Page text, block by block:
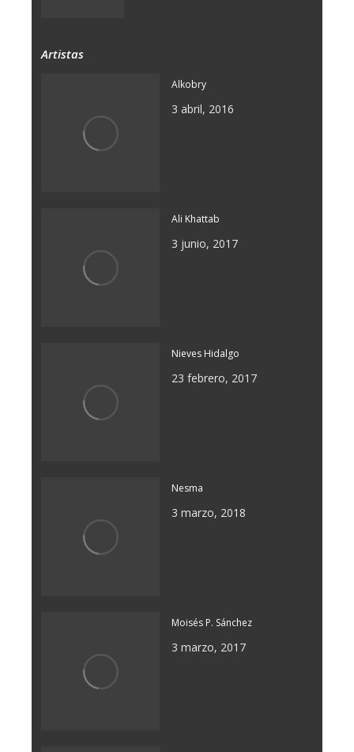
Artistas
Alkobry
3 abril, 2016
Ali Khattab
3 junio, 2017
Nieves Hidalgo
23 febrero, 2017
Nesma
3 marzo, 2018
Moisés P. Sánchez
3 marzo, 2017